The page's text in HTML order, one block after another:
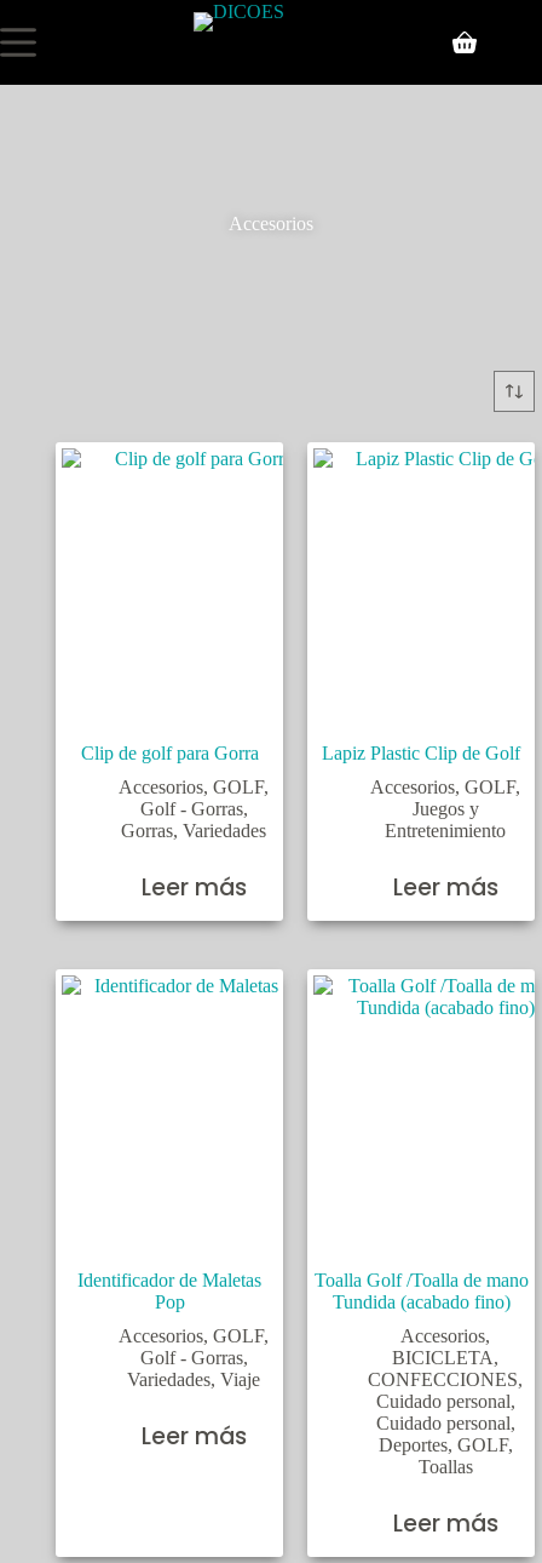
Accesorios
Clip de golf para Gorra
Accesorios, GOLF,
Golf - Gorras,
Gorras, Variedades
Leer más
Lapiz Plastic Clip de Golf
Accesorios, GOLF,
Juegos y
Entretenimiento
Leer más
Identificador de Maletas
Pop
Accesorios, GOLF,
Golf - Gorras,
Variedades, Viaje
Leer más
Toalla Golf /Toalla de mano
Tundida (acabado fino)
Accesorios,
BICICLETA,
CONFECCIONES,
Cuidado personal,
Cuidado personal,
Deportes, GOLF,
Toallas
Leer más